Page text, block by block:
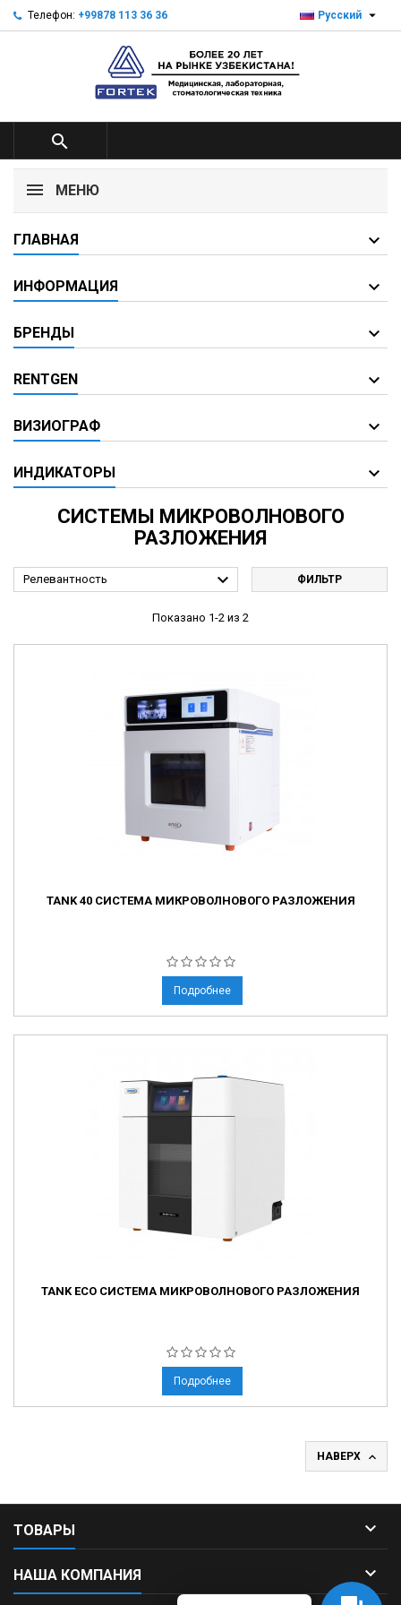
Телефон: +99878 113 36 36 Русский 

МЕНЮ
ГЛАВНАЯ
ИНФОРМАЦИЯ
БРЕНДЫ
RENTGEN
ВИЗИОГРАФ
ИНДИКАТОРЫ
СИСТЕМЫ МИКРОВОЛНОВОГО
РАЗЛОЖЕНИЯ
Релевантность  ФИЛЬТР
Показано 1-2 из 2
TANK 40 СИСТЕМА МИКРОВОЛНОВОГО РАЗЛОЖЕНИЯ
Подробнее
TANK ECO СИСТЕМА МИКРОВОЛНОВОГО РАЗЛОЖЕНИЯ
Подробнее
НАВЕРХ 
ТОВАРЫ 
НАША КОМПАНИЯ 